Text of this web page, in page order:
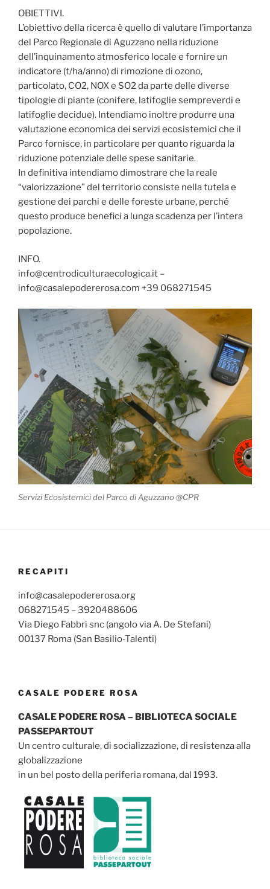
OBIETTIVI.
L’obiettivo della ricerca è quello di valutare l’importanza
del Parco Regionale di Aguzzano nella riduzione
dell’inquinamento atmosferico locale e fornire un
indicatore (t/ha/anno) di rimozione di ozono,
particolato, CO2, NOX e SO2 da parte delle diverse
tipologie di piante (conifere, latifoglie sempreverdi e
latifoglie decidue). Intendiamo inoltre produrre una
valutazione economica dei servizi ecosistemici che il
Parco fornisce, in particolare per quanto riguarda la
riduzione potenziale delle spese sanitarie.
In definitiva intendiamo dimostrare che la reale
“valorizzazione” del territorio consiste nella tutela e
gestione dei parchi e delle foreste urbane, perché
questo produce benefici a lunga scadenza per l’intera
popolazione.
INFO.
info@centrodiculturaecologica.it –
info@casalepodererosa.com +39 068271545
Servizi Ecosistemici del Parco di Aguzzano @CPR
RECAPITI
info@casalepodererosa.org
068271545 – 3920488606
Via Diego Fabbri snc (angolo via A. De Stefani)
00137 Roma (San Basilio-Talenti)
CASALE PODERE ROSA
CASALE PODERE ROSA – BIBLIOTECA SOCIALE
PASSEPARTOUT
Un centro culturale, di socializzazione, di resistenza alla
globalizzazione
in un bel posto della periferia romana, dal 1993.